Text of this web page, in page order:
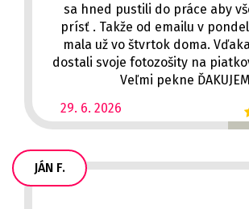
29. 6. 2026
sa hned pustili do práce aby
prísť . Takže od emailu v
mala už vo štvrtok doma.
dostali svoje fotozošity na
Veľmi pekne
JÁN F.